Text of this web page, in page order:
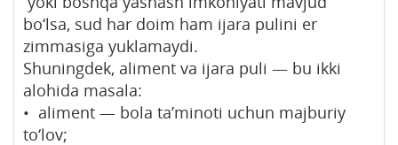
bo‘lsa, sud har doim ham ijara pulini er
zimmasiga yuklamaydi.
Shuningdek, aliment va ijara puli — bu ikki
alohida masala:
• aliment — bola ta’minoti uchun majburiy
to‘lov;